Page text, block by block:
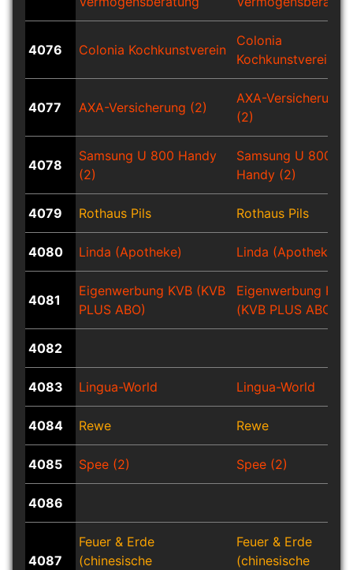
4076 Colonia Kochkunstverein
Colonia
Kochkunstverein
4077 AXA-Versicherung (2)
AXA-Versicherung
(2)
4078
Samsung U 800 Handy
(2)
Samsung U 800
Handy (2)
4079 Rothaus Pils Rothaus Pils
4080 Linda (Apotheke) Linda (Apotheke)
4081
Eigenwerbung KVB (KVB
PLUS ABO)
Eigenwerbung KVB
(KVB PLUS ABO)
4082
4083 Lingua-World Lingua-World
4084 Rewe Rewe
4085 Spee (2) Spee (2)
4086
4087
Feuer & Erde
(chinesische
Feuer & Erde
(chinesische